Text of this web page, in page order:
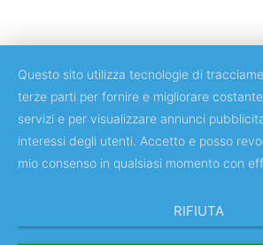
Copyright © 2018 Università degli Studi di Roma
Questo sito utilizza tecnologie di
terze parti per fornire e migliorare
servizi e per visualizzare annunci
interessi degli utenti. Accetto e posso
mio consenso in qualsiasi momento con
RIFIUTA